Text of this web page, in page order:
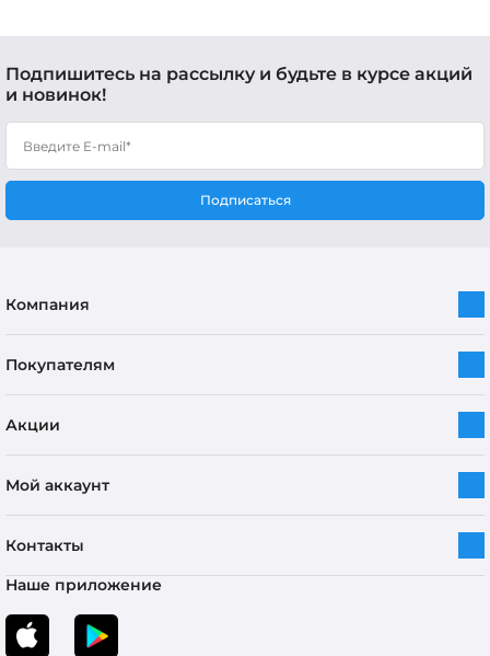
Подпишитесь на рассылку и будьте в курсе акций
и новинок!
Подписаться
Компания
Покупателям
Акции
Мой аккаунт
Контакты
Наше приложение